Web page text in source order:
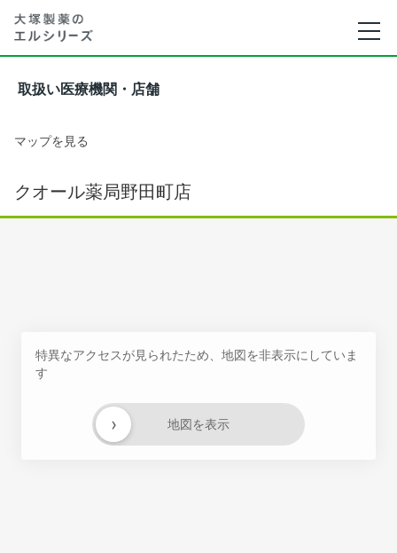
取扱い医療機関・店舗
マップを見る
クオール薬局野田町店
特異なアクセスが見られたため、地図を非表示にしていま
す
地図を表示
›